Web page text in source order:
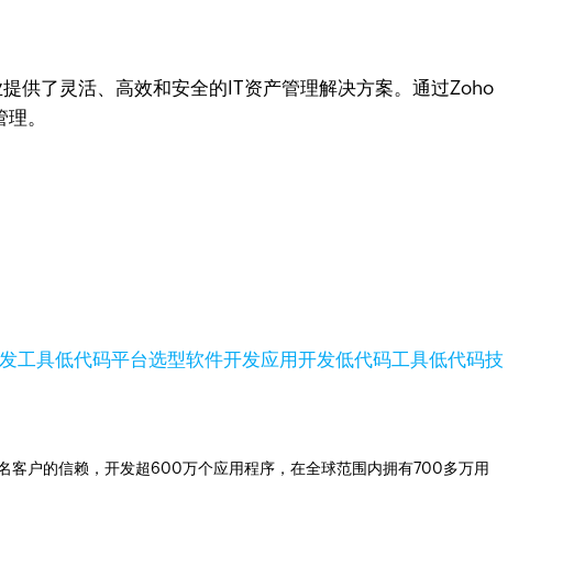
供了灵活、高效和安全的IT资产管理解决方案。通过Zoho
。
工具低代码平台选型软件开发应用开发低代码工具低代码技
客户的信赖，开发超600万个应用程序，在全球范围内拥有700多万用